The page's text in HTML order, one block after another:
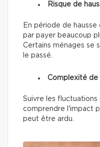
Risque de
En période de
par payer beaucoup
Certains ménages se
le passé.
Complexité de
Suivre les
comprendre l'impact
peut être ardu.